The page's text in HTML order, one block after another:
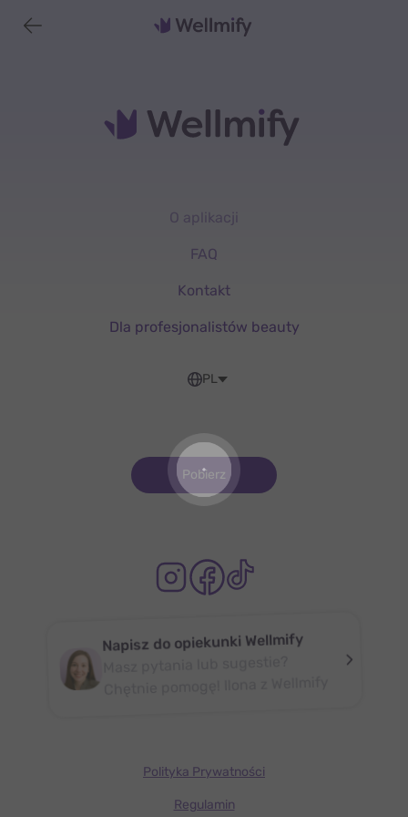
O aplikacji
FAQ
Kontakt
Dla profesjonalistów beauty
PL
Pobierz
Napisz do opiekunki Wellmify
Polityka Prywatności
Regulamin